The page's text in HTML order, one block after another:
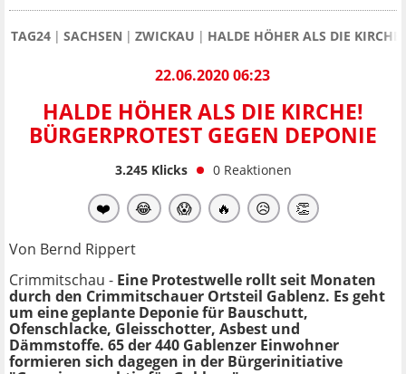
TAG24 SACHSEN ZWICKAU HALDE HÖHER ALS DIE
22.06.2020 06:23
HALDE HÖHER ALS DIE KIRCHE!
BÜRGERPROTEST GEGEN DEPONIE
3.245Klicks 0 Reaktionen
❤️ 😂 😱 🔥 😥 👏
Von Bernd Rippert
Crimmitschau - Eine Protestwelle rollt seit Monaten
durch den Crimmitschauer Ortsteil Gablenz. Es geht
um eine geplante Deponie für Bauschutt,
Ofenschlacke, Gleisschotter, Asbest und
Dämmstoffe. 65 der 440 Gablenzer Einwohner
formieren sich dagegen in der Bürgerinitiative